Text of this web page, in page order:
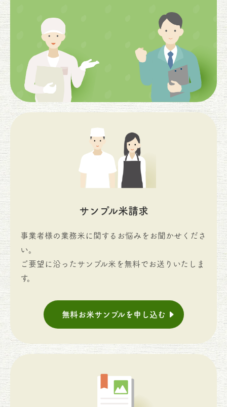
サンプル米請求
事業者様の業務米に関するお悩みをお聞かせくださ
い。
ご要望に沿ったサンプル米を無料でお送りいたしま
す。
無料お米サンプルを申し込む